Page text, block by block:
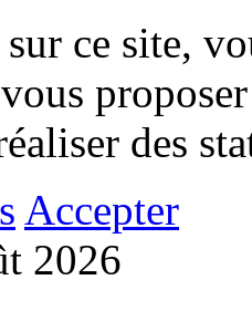
ce site,
des
Accepter
2026